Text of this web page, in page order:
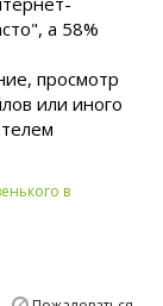
а 58%
просмотр
или иного
в